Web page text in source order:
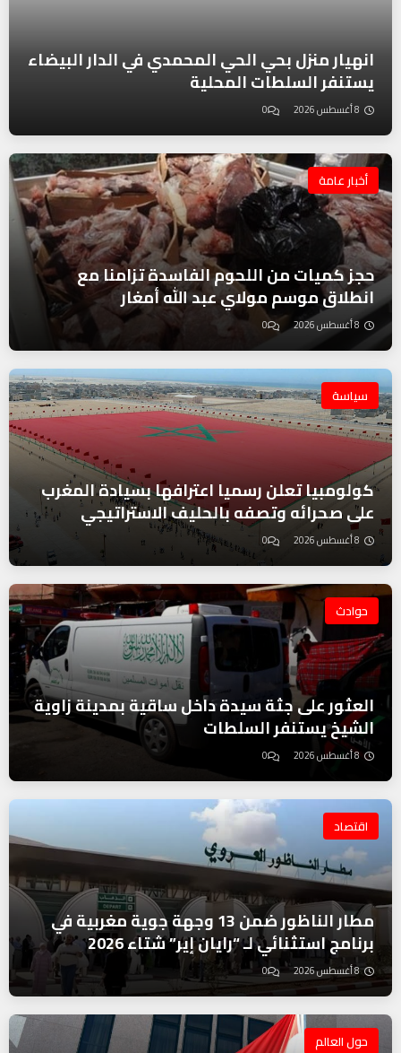
انهيار منزل بحي الحي المحمدي في الدار البيضاء
يستنفر السلطات المحلية
8 أغسطس 2026 0
أخبار عامة
حجز كميات من اللحوم الفاسدة تزامنا مع
انطلاق موسم مولاي عبد الله أمغار
8 أغسطس 2026 0
سياسة
كولومبيا تعلن رسميا اعترافها بسيادة المغرب
على صحرائه وتصفه بالحليف الاستراتيجي
8 أغسطس 2026 0
حوادث
العثور على جثة سيدة داخل ساقية بمدينة زاوية
الشيخ يستنفر السلطات
8 أغسطس 2026 0
اقتصاد
مطار الناظور ضمن 13 وجهة جوية مغربية في
برنامج استثنائي لـ “رايان إير” شتاء 2026
8 أغسطس 2026 0
حول العالم